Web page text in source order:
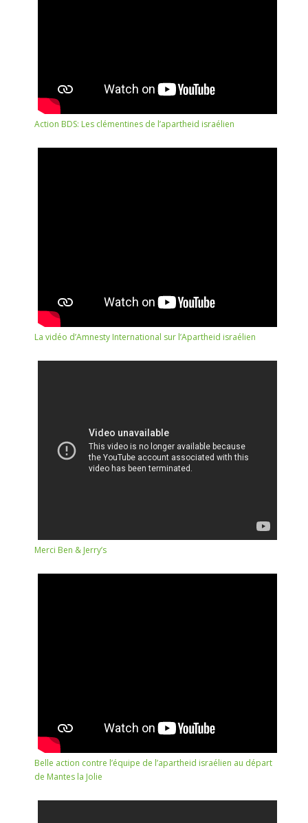
Action BDS: Les clémentines de l’apartheid israélien
La vidéo d’Amnesty International sur l’Apartheid israélien
Merci Ben & Jerry’s
Belle action contre l’équipe de l’apartheid israélien au départ
de Mantes la Jolie